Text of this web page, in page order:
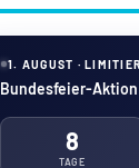
1. AUGUST ·
Bundesfeier-
8
TAGE